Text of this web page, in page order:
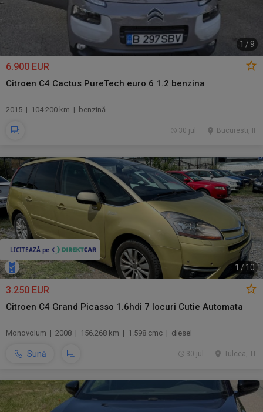
1 /9
6.900 EUR
Citroen C4 Cactus PureTech euro 6 1.2 benzina
2015 | 104.200 km | benzină
Bucuresti, IF
30 jul.
1 / 10
3.250 EUR
Citroen C4 Grand Picasso 1.6hdi 7 locuri Cutie Automata
Monovolum | 2008 | 156.268 km | 1.598 cmc | diesel
Sună Tulcea, TL
30 jul.